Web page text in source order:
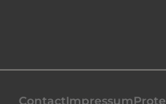
ContactImpressum